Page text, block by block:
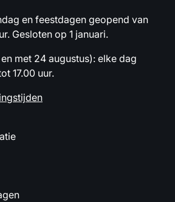
en feestdagen geopend van
Gesloten op 1 januari.
met 24 augustus): elke dag
17.00 uur.